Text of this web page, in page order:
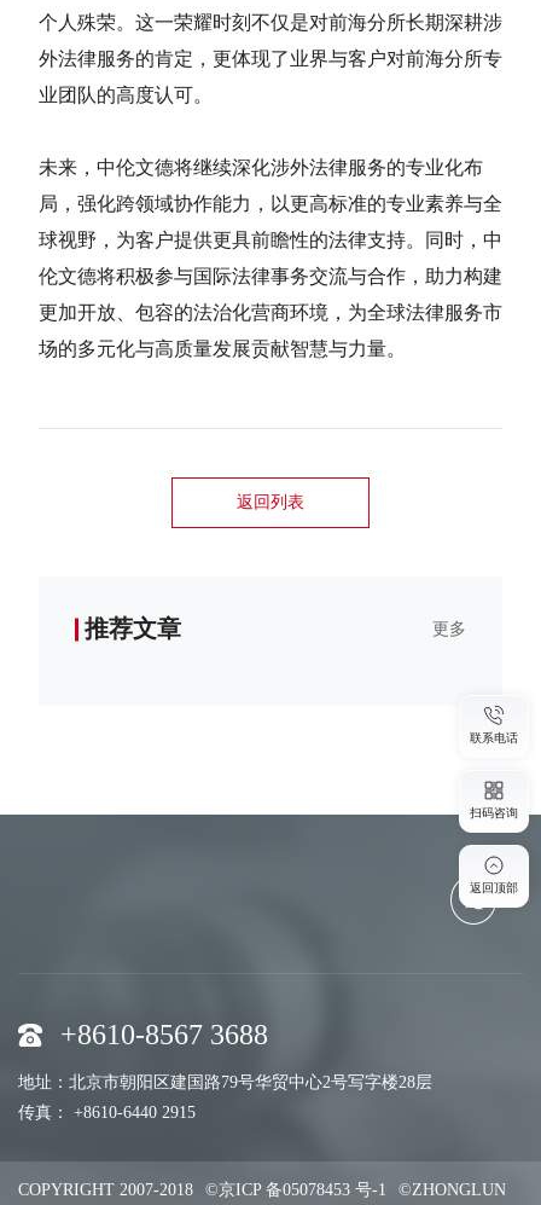
个人殊荣。这一荣耀时刻不仅是对前海分所长期深耕涉
外法律服务的肯定，更体现了业界与客户对前海分所专
业团队的高度认可。
未来，中伦文德将继续深化涉外法律服务的专业化布
局，强化跨领域协作能力，以更高标准的专业素养与全
球视野，为客户提供更具前瞻性的法律支持。同时，中
伦文德将积极参与国际法律事务交流与合作，助力构建
更加开放、包容的法治化营商环境，为全球法律服务市
场的多元化与高质量发展贡献智慧与力量。
返回列表
推荐文章 更多
+8610-8567 3688
地址：北京市朝阳区建国路79号华贸中心2号写字楼28层
传真： +8610-6440 2915
COPYRIGHT 2007-2018 ©京ICP 备05078453 号-1 ©ZHONGLUN
联系电话
扫码咨询
返回顶部